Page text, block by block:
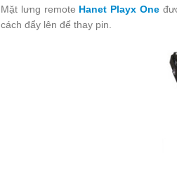
Mặt lưng remote Hanet Playx One
cách đẩy lên để thay pin.